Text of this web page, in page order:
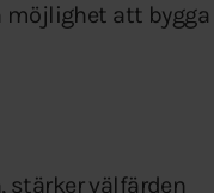
att bygga
stärker välfärden